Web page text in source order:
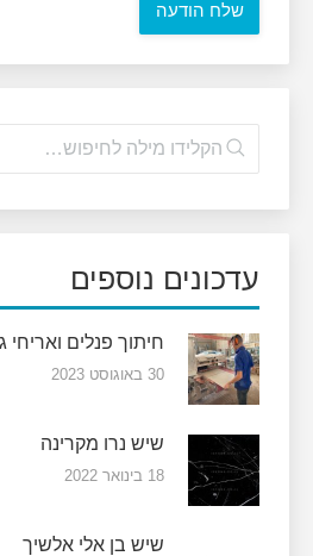
עדכונים נוספים
חיתוך פנלים ואריחי
30 באוגוסט 2023
שיש נרו מקרינה
18 בינואר 2022
שיש בן אלי אלשיך